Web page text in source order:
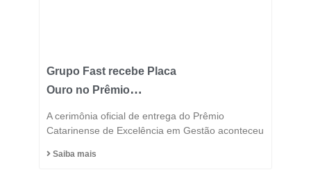
Grupo Fast recebe Placa
Ouro no Prêmio
Excelência 2025 e
A cerimônia oficial de entrega do Prêmio
Catarinense de Excelência em Gestão aconteceu
Saiba mais